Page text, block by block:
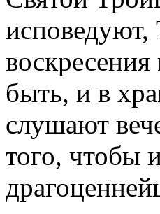
быть, и в
слушают
того, чтобы